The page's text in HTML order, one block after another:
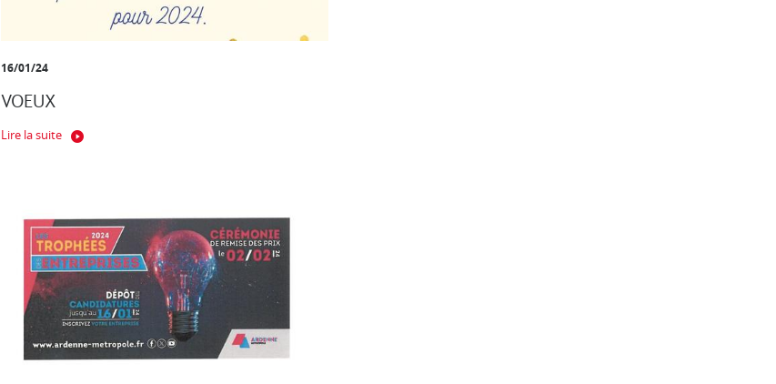
16/01/24
VOEUX
Lire la suite